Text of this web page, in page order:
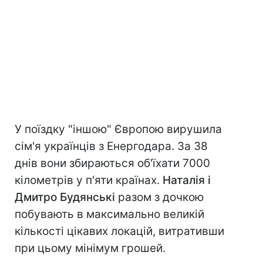
У поїздку "іншою" Європою вирушила
сім'я українців з Енергодара. За 38
днів вони збираються об'їхати 7000
кілометрів у п'яти країнах. Наталія і
Дмитро Будянські разом з дочкою
побувають в максимально великій
кількості цікавих локацій, витративши
при цьому мінімум грошей.